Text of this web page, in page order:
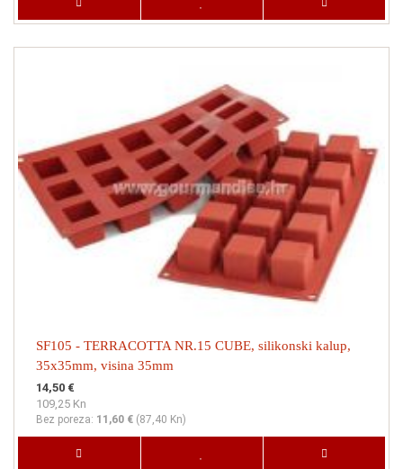
SF105 - TERRACOTTA NR.15 CUBE, silikonski kalup,
35x35mm, visina 35mm
14,50 €
109,25 Kn
Bez poreza: 11,60 € (87,40 Kn)